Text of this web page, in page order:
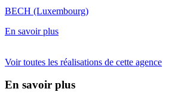
BECH (Luxembourg)
En savoir plus
Voir toutes les réalisations de cette agence
En savoir plus